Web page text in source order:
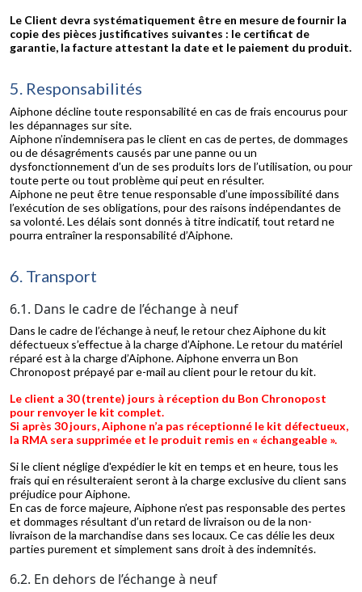
Le Client devra systématiquement être en mesure de fournir la
copie des pièces justificatives suivantes : le certificat de
garantie, la facture attestant la date et le paiement du produit.
5. Responsabilités
Aiphone décline toute responsabilité en cas de frais encourus pour
les dépannages sur site.
Aiphone n’indemnisera pas le client en cas de pertes, de dommages
ou de désagréments causés par une panne ou un
dysfonctionnement d’un de ses produits lors de l’utilisation, ou pour
toute perte ou tout problème qui peut en résulter.
Aiphone ne peut être tenue responsable d’une impossibilité dans
l’exécution de ses obligations, pour des raisons indépendantes de
sa volonté. Les délais sont donnés à titre indicatif, tout retard ne
pourra entraîner la responsabilité d’Aiphone.
6. Transport
6.1. Dans le cadre de l’échange à neuf
Dans le cadre de l’échange à neuf, le retour chez Aiphone du kit
défectueux s’effectue à la charge d’Aiphone. Le retour du matériel
réparé est à la charge d’Aiphone. Aiphone enverra un Bon
Chronopost prépayé par e-mail au client pour le retour du kit.
Le client a 30 (trente) jours à réception du Bon Chronopost
pour renvoyer le kit complet.
Si après 30 jours, Aiphone n’a pas réceptionné le kit défectueux,
la RMA sera supprimée et le produit remis en « échangeable ».
Si le client néglige d'expédier le kit en temps et en heure, tous les
frais qui en résulteraient seront à la charge exclusive du client sans
préjudice pour Aiphone.
En cas de force majeure, Aiphone n’est pas responsable des pertes
et dommages résultant d’un retard de livraison ou de la non-
livraison de la marchandise dans ses locaux. Ce cas délie les deux
parties purement et simplement sans droit à des indemnités.
6.2. En dehors de l’échange à neuf